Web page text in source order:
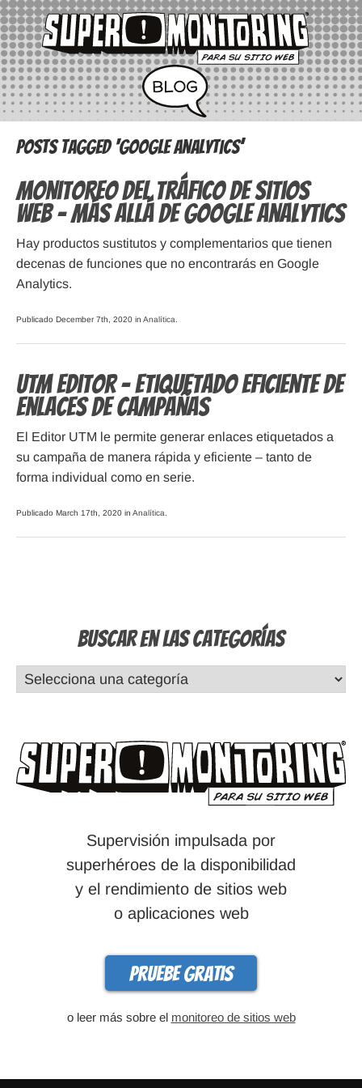
Posts Tagged ‘google analytics’
Monitoreo del Tráfico de Sitios
Web – Más Allá de Google Analytics
Hay productos sustitutos y complementarios que tienen
decenas de funciones que no encontrarás en Google
Analytics.
Publicado December 7th, 2020 in Analítica
UTM Editor – etiquetado eficiente de
enlaces de campañas
El Editor UTM le permite generar enlaces etiquetados a
su campaña de manera rápida y eficiente – tanto de
forma individual como en serie.
Publicado March 17th, 2020 in Analítica
Buscar en las Categorías
Supervisión impulsada por
superhéroes de la disponibilidad
y el rendimiento de sitios web
o aplicaciones web
Pruebe gratis
o leer más sobre el monitoreo de sitios web